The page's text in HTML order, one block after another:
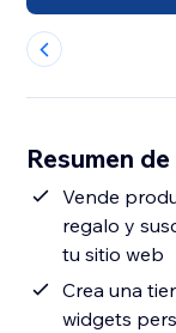
Resumen
Vende
regalo y
tu sitio web
Crea una
widgets